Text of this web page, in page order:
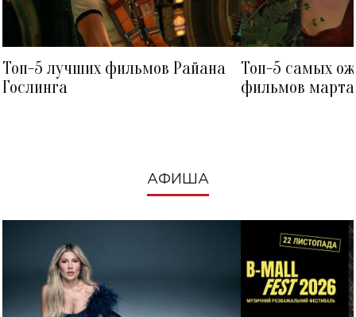
Топ-5 лучших фильмов Райана
Гослинга
Топ-5 самых
фильмов
АФИША